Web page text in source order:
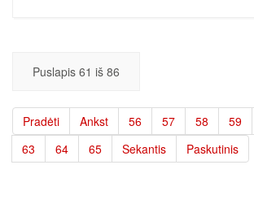
Puslapis 61 iš 86
Pradėti Ankst 56 57 58 59
63
64 65 Sekantis Paskutinis